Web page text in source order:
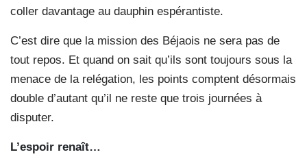
coller davantage au dauphin espérantiste.
C’est dire que la mission des Béjaois ne sera pas de
tout repos. Et quand on sait qu’ils sont toujours sous la
menace de la relégation, les points comptent désormais
double d’autant qu’il ne reste que trois journées à
disputer.
L’espoir renaît…